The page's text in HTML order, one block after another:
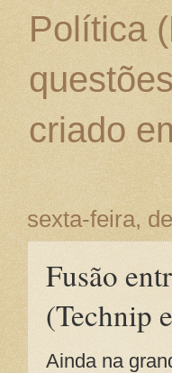
Política
criado
sexta-feira,
Fusão
(Technip
Ainda na